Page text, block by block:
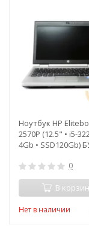
Ноутбук HP
2570P (12.5" • i5-
4Gb • SSD120Gb)
0
В
Нет в наличии